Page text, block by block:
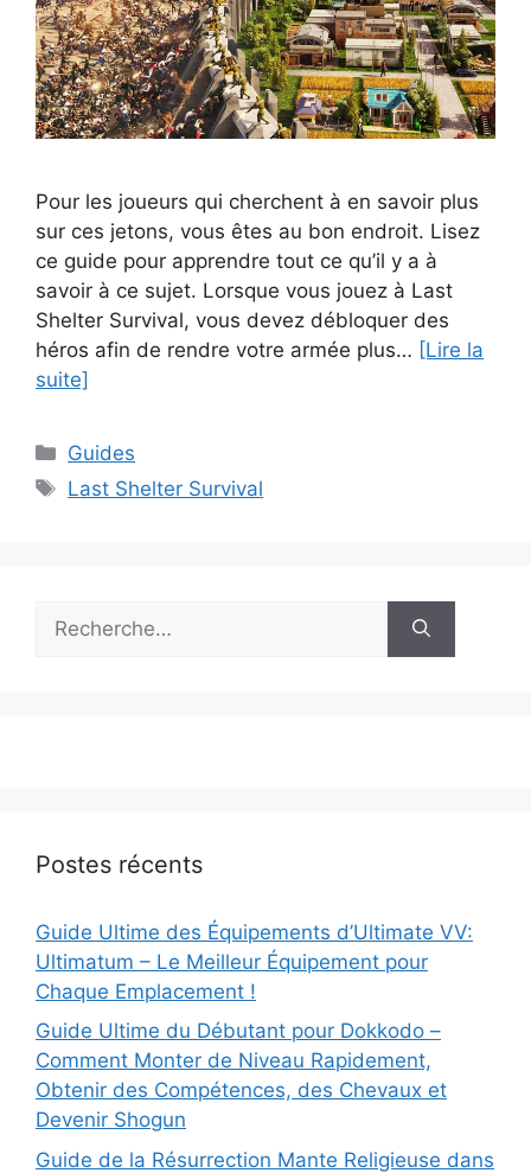
Pour les joueurs qui cherchent à en savoir plus
sur ces jetons, vous êtes au bon endroit. Lisez
ce guide pour apprendre tout ce qu’il y a à
savoir à ce sujet. Lorsque vous jouez à Last
Shelter Survival, vous devez débloquer des
héros afin de rendre votre armée plus… [Lire la
suite]
Catégories
Guides
Étiquettes
Last Shelter Survival
Postes récents
Guide Ultime des Équipements d’Ultimate VV:
Ultimatum – Le Meilleur Équipement pour
Chaque Emplacement !
Guide Ultime du Débutant pour Dokkodo –
Comment Monter de Niveau Rapidement,
Obtenir des Compétences, des Chevaux et
Devenir Shogun
Guide de la Résurrection Mante Religieuse dans